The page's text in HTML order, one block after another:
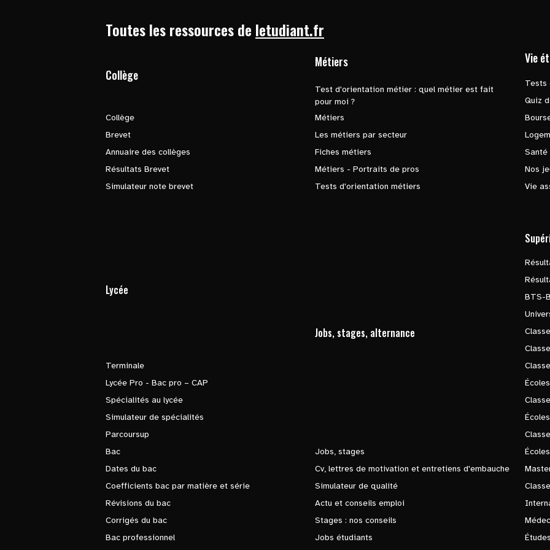
Toutes les ressources de letudiant.fr
Collège
Collège
Brevet
Annuaire des collèges
Résultats Brevet
Simulateur note brevet
Métiers
Test d'orientation métier : quel métier est fait
pour moi ?
Métiers
Les métiers par secteur
Fiches métiers
Métiers - Portraits de pros
Tests d'orientation métiers
Vie
Tests
Quiz
Santé
Nos
Vie
Lycée
Terminale
Lycée Pro - Bac pro – CAP
Spécialités au lycée
Simulateur de spécialités
Parcoursup
Bac
Dates du bac
Coefficients bac par matière et série
Révisions du bac
Corrigés du bac
Bac professionnel
Jobs, stages, alternance
Jobs, stages
Cv, lettres de motivation et entretiens d'embauche
Simulateur de qualité
Actu et conseils emploi
Stages : nos conseils
Jobs étudiants
BTS-